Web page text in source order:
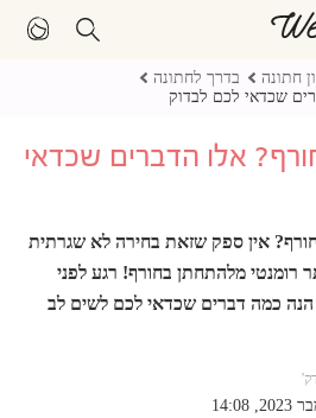
חתונה
בדרך לחתונה
שכדאי לכם לבדוק
אלו הדברים שכדאי
אין ספק שזאת בחירה לא שגרתית
רומנטי מלהתחתן בחורף! רגע לפני
כמה דברים שכדאי לכם לשים לב